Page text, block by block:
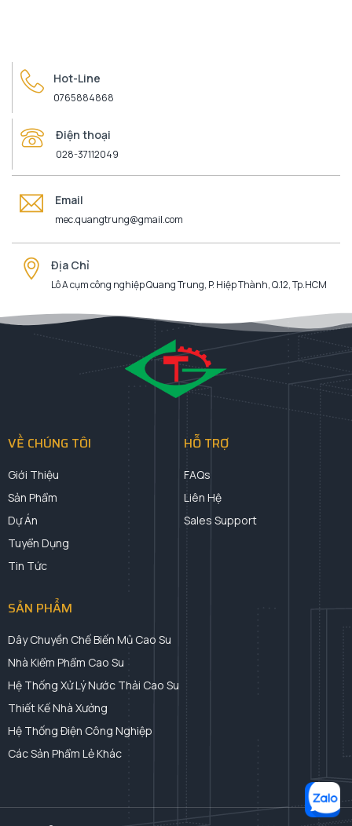
Hot-Line
0765884868
Điện thoại
028-37112049
Email
mec.quangtrung@gmail.com
Địa Chỉ
Lô A cụm công nghiệp Quang Trung, P. Hiệp Thành, Q.12, Tp.HCM
VỀ CHÚNG TÔI
Giới Thiệu
Sản Phẩm
Dự Án
Tuyển Dụng
Tin Tức
HỖ TRỢ
FAQs
Liên Hệ
Sales Support
SẢN PHẨM
Dây Chuyền Chế Biến Mủ Cao Su
Nhà Kiểm Phẩm Cao Su
Hệ Thống Xử Lý Nước Thải Cao Su
Thiết Kế Nhà Xưởng
Hệ Thống Điện Công Nghiệp
Các Sản Phẩm Lẻ Khác